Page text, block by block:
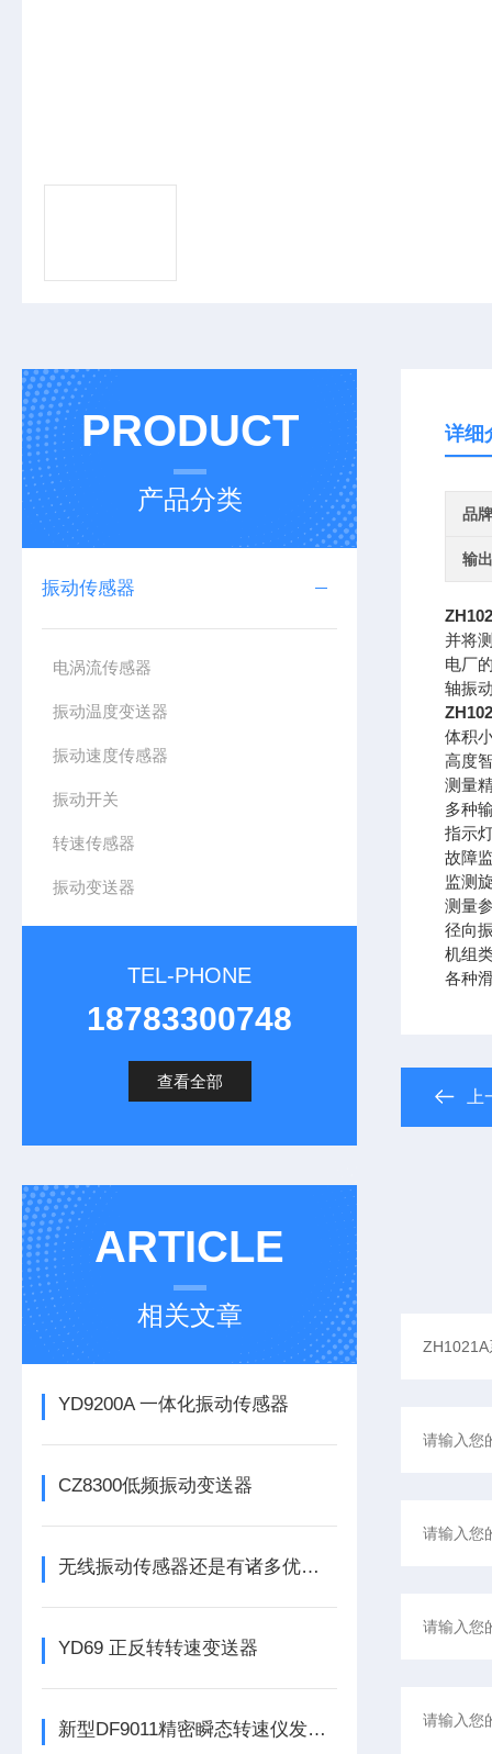
PRODUCT
产品分类
振动传感器
电涡流传感器
振动温度变送器
振动速度传感器
振动开关
转速传感器
振动变送器
TEL-PHONE
18783300748
查看全部
ARTICLE
相关文章
YD9200A 一体化振动传感器
CZ8300低频振动变送器
无线振动传感器还是有诸多优势的
YD69 正反转转速变送器
新型DF9011精密瞬态转速仪发布，为工业转速监测带来革新
详细
品牌
输
并将
电厂
轴振
体积
高度
测量
多种
指示
故障
监测
测量
径向
机组
各种